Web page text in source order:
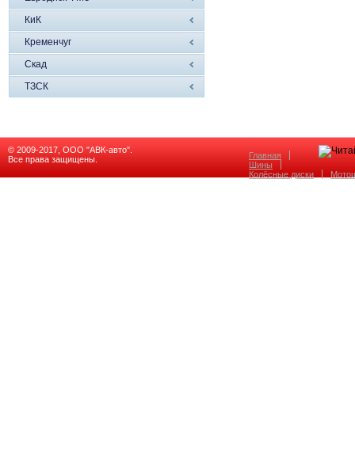
КиК
Кременчуг
Скад
ТЗСК
© 2009-2017, ООО "АВК-авто".
Все права защищены.
Главная
Шины
Колёсные диски